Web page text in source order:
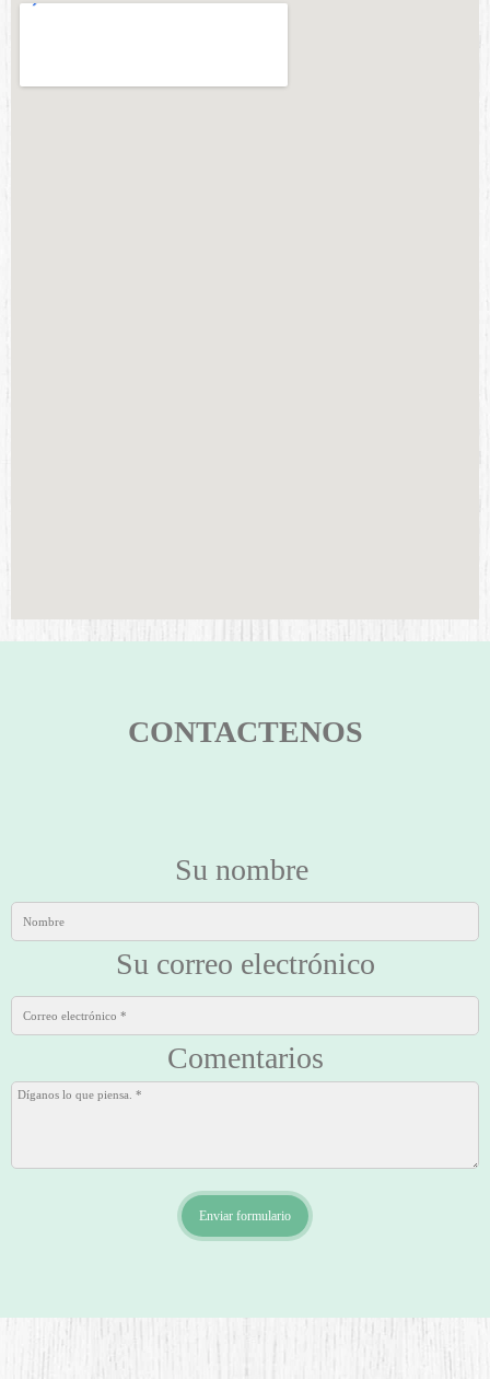
CONTACTENOS
Su nombre
Su correo electrónico
Comentarios
Enviar formulario